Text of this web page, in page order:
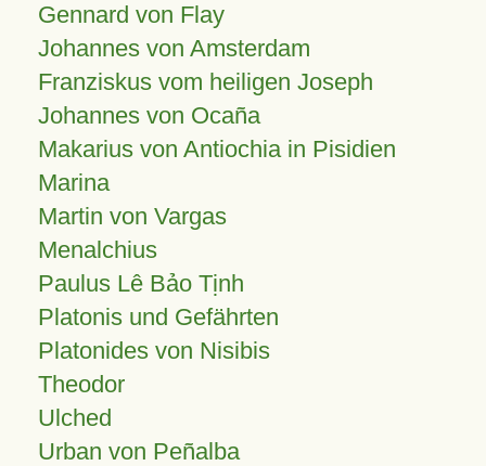
Gennard von Flay
Johannes von Amsterdam
Franziskus vom heiligen Joseph
Johannes von Ocaña
Makarius von Antiochia in Pisidien
Marina
Martin von Vargas
Menalchius
Paulus Lê Bảo Tịnh
Platonis und Gefährten
Platonides von Nisibis
Theodor
Ulched
Urban von Peñalba